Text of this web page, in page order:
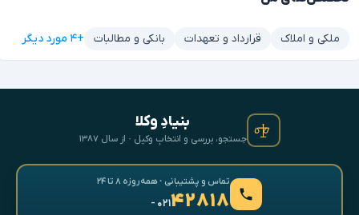
ملکی و املاک قرارداد و تعهدات بانکی و مطالبات +۴ مورد دیگر
بنیادِ وکلا
جستجو، بررسی و انتخابِ وکیل · از سال ۱۳۸۷
تماس و پشتیبانی · همه‌روزه ۸ تا ۲۴
۴۲۸۱۸- ۰۲۱